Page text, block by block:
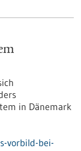
in Dänemark
vorbild-bei-